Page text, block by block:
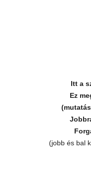
Itt a
Ez
(jobb és bal